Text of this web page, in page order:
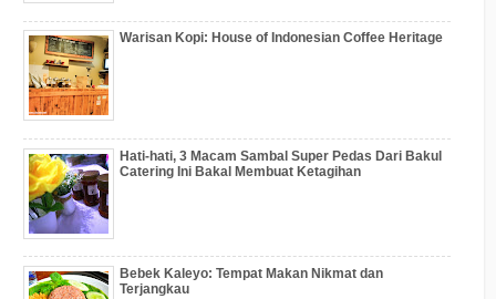
Warisan Kopi: House of Indonesian Coffee Heritage
Hati-hati, 3 Macam Sambal Super Pedas Dari Bakul
Catering Ini Bakal Membuat Ketagihan
Bebek Kaleyo: Tempat Makan Nikmat dan
Terjangkau